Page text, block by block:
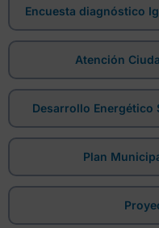
Encuesta diagnóstico
Atención
Desarrollo Energético
Plan